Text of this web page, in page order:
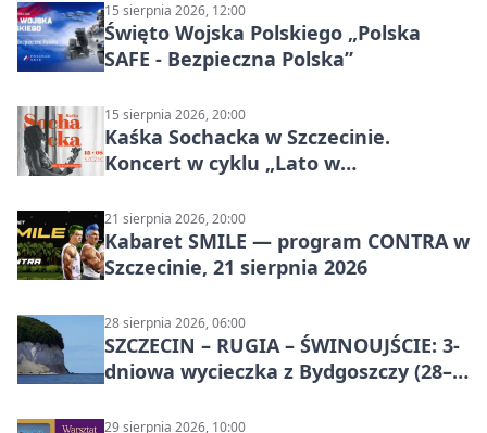
15 sierpnia 2026, 12:00
Święto Wojska Polskiego „Polska
SAFE - Bezpieczna Polska”
15 sierpnia 2026, 20:00
Kaśka Sochacka w Szczecinie.
Koncert w cyklu „Lato w
21 sierpnia 2026, 20:00
Kabaret SMILE — program CONTRA w
Szczecinie, 21 sierpnia 2026
28 sierpnia 2026, 06:00
SZCZECIN – RUGIA – ŚWINOUJŚCIE: 3-
dniowa wycieczka z Bydgoszczy (28–
29 sierpnia 2026, 10:00